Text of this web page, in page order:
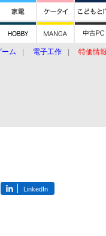
ーム 電子工作 特価情報
LinkedIn